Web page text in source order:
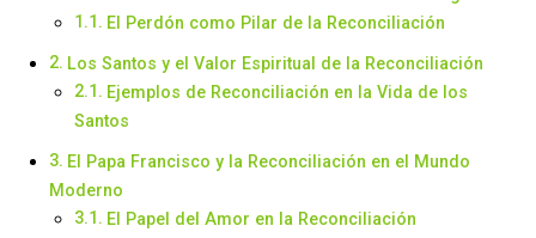
El Perdón como Pilar de la Reconciliación
Los Santos y el Valor Espiritual de la Reconciliación
Ejemplos de Reconciliación en la Vida de los
Santos
El Papa Francisco y la Reconciliación en el Mundo
Moderno
El Papel del Amor en la Reconciliación